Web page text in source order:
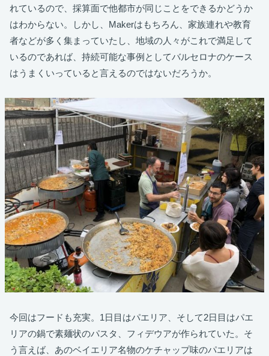
れているので、採算面で他都市が同じことをできるかどうか
はわからない。しかし、Makerはもちろん、家族連れや教育
者などが多く集まっていたし、地域の人々がこれで満足して
いるのであれば、持続可能な事例としてバルセロナのケース
はうまくいっていると言えるのではないだろうか。
今回はフードも充実。1日目はパエリア、そして2日目はパエ
リアの鍋で素麺状のパスタ、フィデウアが作られていた。そ
う言えば、あのベイエリア名物のケチャップ味のパエリアは